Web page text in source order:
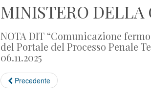
MINISTERO DELLA
NOTA DIT “Comunicazione
del Portale del Processo Penale
06.11.2025
Precedente